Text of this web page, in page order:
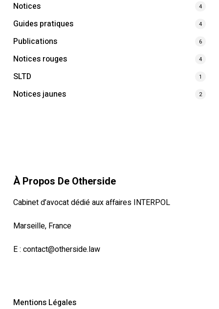
Notices 4
Guides pratiques 4
Publications 6
Notices rouges 4
SLTD 1
Notices jaunes 2
À Propos De Otherside
Cabinet d’avocat dédié aux affaires INTERPOL
Marseille, France
E : contact@otherside.law
Mentions Légales